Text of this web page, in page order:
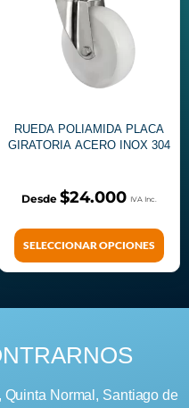
RUEDA POLIAMIDA PLACA
GIRATORIA ACERO INOX 304
$24.000
SELECCIONAR OPCIONES
Normal, Santiago de